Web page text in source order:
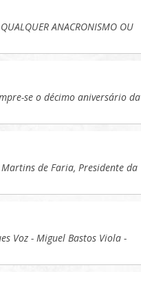
ANACRONISMO OU
se o décimo aniversário da
de Faria, Presidente da
Voz - Miguel Bastos Viola -